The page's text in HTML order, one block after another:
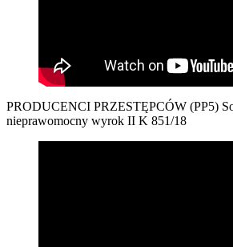
PRODUCENCI PRZESTĘPCÓW (PP5)
nieprawomocny wyrok II K 851/18